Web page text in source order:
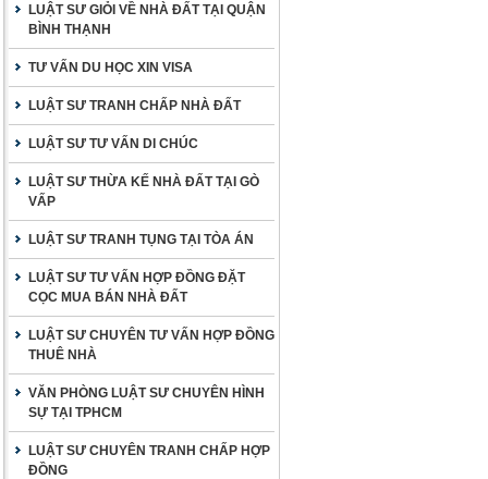
LUẬT SƯ GIỎI VỀ NHÀ ĐẤT TẠI QUẬN
BÌNH THẠNH
TƯ VẤN DU HỌC XIN VISA
LUẬT SƯ TRANH CHẤP NHÀ ĐẤT
LUẬT SƯ TƯ VẤN DI CHÚC
LUẬT SƯ THỪA KẾ NHÀ ĐẤT TẠI GÒ
VẤP
LUẬT SƯ TRANH TỤNG TẠI TÒA ÁN
LUẬT SƯ TƯ VẤN HỢP ĐỒNG ĐẶT
CỌC MUA BÁN NHÀ ĐẤT
LUẬT SƯ CHUYÊN TƯ VẤN HỢP ĐỒNG
THUÊ NHÀ
VĂN PHÒNG LUẬT SƯ CHUYÊN HÌNH
SỰ TẠI TPHCM
LUẬT SƯ CHUYÊN TRANH CHẤP HỢP
ĐỒNG